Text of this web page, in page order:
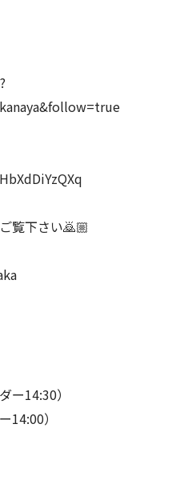
覧下さい🙇🏼
ー14:30）
14:00）